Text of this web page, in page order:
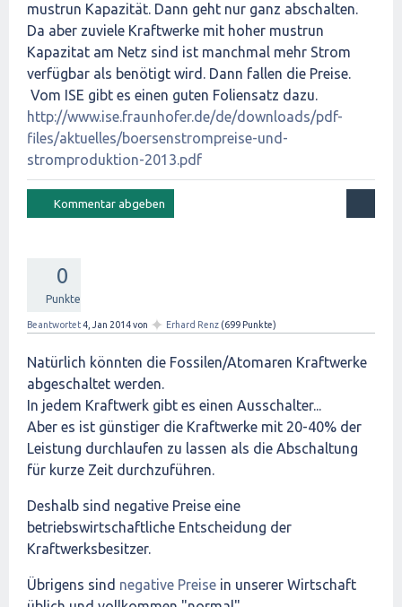
mustrun Kapazität. Dann geht nur ganz abschalten.
Da aber zuviele Kraftwerke mit hoher mustrun
Kapazitat am Netz sind ist manchmal mehr Strom
verfügbar als benötigt wird. Dann fallen die Preise.
Vom ISE gibt es einen guten Foliensatz dazu.
http://www.ise.fraunhofer.de/de/downloads/pdf-
files/aktuelles/boersenstrompreise-und-
stromproduktion-2013.pdf
0
Punkte
Beantwortet4, Jan 2014von ✦ Erhard Renz (699 Punkte)
Natürlich könnten die Fossilen/Atomaren Kraftwerke
abgeschaltet werden.
In jedem Kraftwerk gibt es einen Ausschalter...
Aber es ist günstiger die Kraftwerke mit 20-40% der
Leistung durchlaufen zu lassen als die Abschaltung
für kurze Zeit durchzuführen.
Deshalb sind negative Preise eine
betriebswirtschaftliche Entscheidung der
Kraftwerksbesitzer.
Übrigens sind negative Preise in unserer Wirtschaft